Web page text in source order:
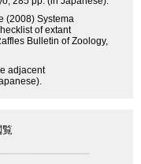
(2008) Systema
of extant
Bulletin of Zoology,
adjacent